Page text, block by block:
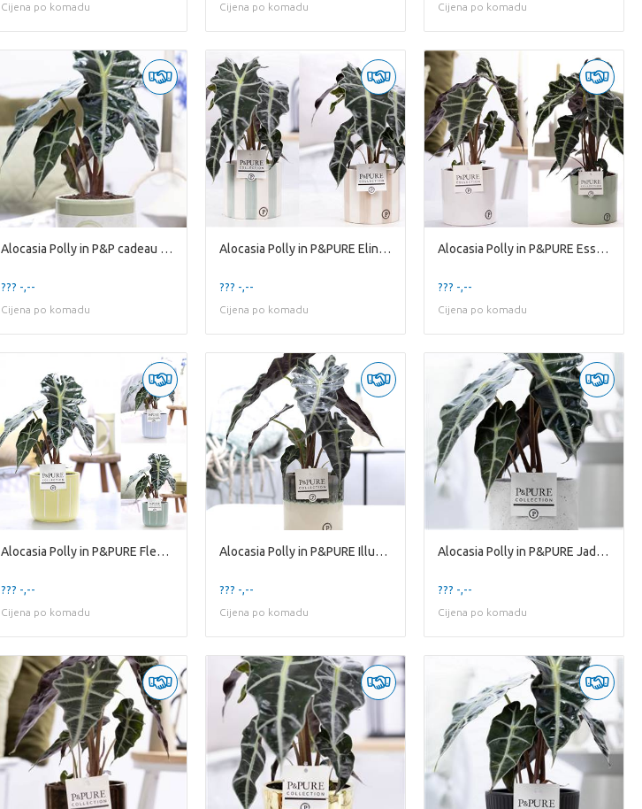
Cijena po komadu Cijena po komadu Cijena po komadu
Alocasia Polly in P&P cadeau concept: VIVE LE Branched
??? -,--
Cijena po komadu
Alocasia Polly in P&PURE Eline ceramics ass. 3
??? -,--
Cijena po komadu
Alocasia Polly in P&PURE Essential ceramics ass. 2
??? -,--
Cijena po komadu
Alocasia Polly in P&PURE Fleur ceramics ass. 3
??? -,--
Cijena po komadu
Alocasia Polly in P&PURE Illusion cer. (perfectly
??? -,--
Cijena po komadu
Alocasia Polly in P&PURE Jade Pot
??? -,--
Cijena po komadu